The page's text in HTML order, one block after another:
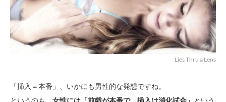
Lies Thru a Lens
「挿入＝本番」、いかにも男性的な発想ですね。